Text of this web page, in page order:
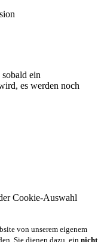
ein
es werden noch
Cookie-Auswahl
von unserem eigenem
Sie dienen dazu, ein nicht